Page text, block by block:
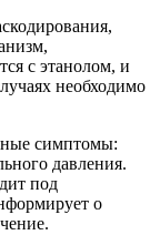
с этанолом, и
необходимо
симптомы:
давления.
под
о